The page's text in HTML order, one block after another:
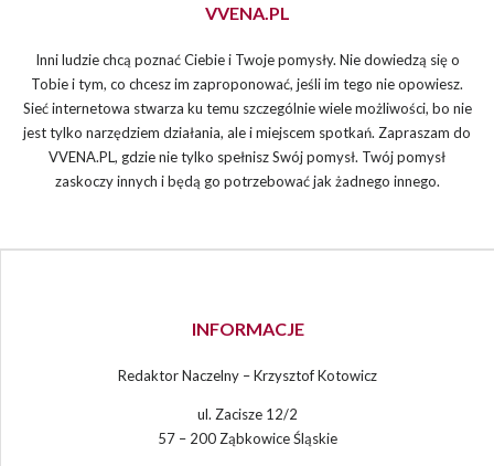
VVENA.PL
Inni ludzie chcą poznać Ciebie i Twoje pomysły. Nie dowiedzą się o
Tobie i tym, co chcesz im zaproponować, jeśli im tego nie opowiesz.
Sieć internetowa stwarza ku temu szczególnie wiele możliwości, bo nie
jest tylko narzędziem działania, ale i miejscem spotkań. Zapraszam do
VVENA.PL, gdzie nie tylko spełnisz Swój pomysł. Twój pomysł
zaskoczy innych i będą go potrzebować jak żadnego innego.
INFORMACJE
Redaktor Naczelny – Krzysztof Kotowicz
ul. Zacisze 12/2
57 – 200 Ząbkowice Śląskie